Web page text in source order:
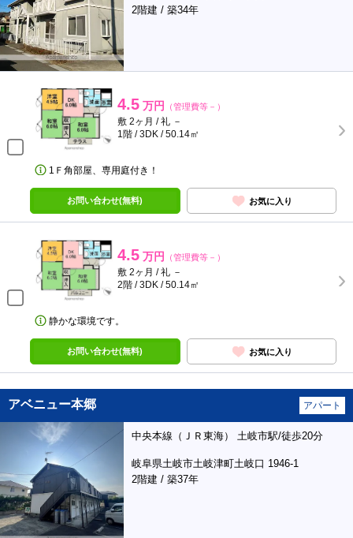
2階建 / 築34年
4.5 万円 （管理費等－）
敷 2ヶ月 / 礼 －
1階 / 3DK / 50.14㎡
1Ｆ角部屋、専用庭付き！
お問い合わせ(無料) お気に入り
4.5 万円 （管理費等－）
敷 2ヶ月 / 礼 －
2階 / 3DK / 50.14㎡
静かな環境です。
お問い合わせ(無料) お気に入り
アベニュー本郷 アパート
中央本線（ＪＲ東海） 土岐市駅/徒歩20分
岐阜県土岐市土岐津町土岐口 1946-1
2階建 / 築37年